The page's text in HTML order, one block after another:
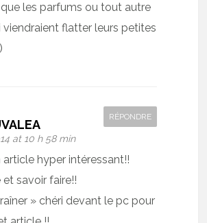
les parfums ou tout autre
viendraient flatter leurs petites
at 10 h 58 min
RÉPONDRE
article hyper intéressant!!
et savoir faire!!
» chéri devant le pc pour